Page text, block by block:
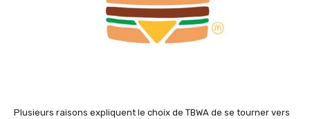
Plusieurs raisons expliquent le choix de TBWA de se tourner vers